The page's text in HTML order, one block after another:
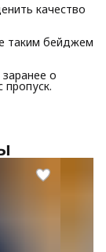
качество
таким бейджем
о